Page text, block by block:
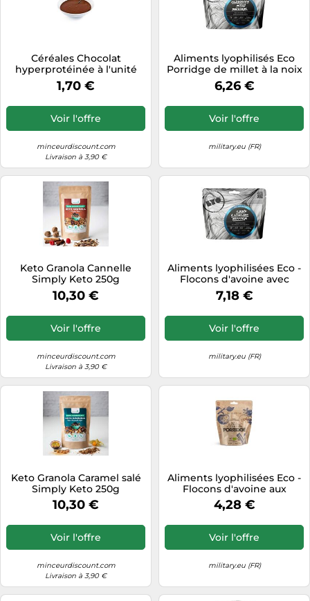
Céréales Chocolat
hyperprotéinée à l'unité
minceurD
1,70 €
Voir l'offre
minceurdiscount.com
Livraison à 3,90 €
Aliments lyophilisés Eco
Porridge de millet à la noix
de coco avec framboises et
baies rouges 77 g/341 kcal
6,26 €
Voir l'offre
military.eu (FR)
Keto Granola Cannelle
Simply Keto 250g
10,30 €
Voir l'offre
minceurdiscount.com
Livraison à 3,90 €
Aliments lyophilisées Eco -
Flocons d'avoine avec
pommes, canneberges,
cannelle et graines de chia
7,18 €
Voir l'offre
military.eu (FR)
Keto Granola Caramel salé
Simply Keto 250g
10,30 €
Voir l'offre
minceurdiscount.com
Livraison à 3,90 €
Aliments lyophilisées Eco -
Flocons d'avoine aux
pommes, aux canneberges
et à la cannelle 70 g/358
4,28 €
Voir l'offre
military.eu (FR)